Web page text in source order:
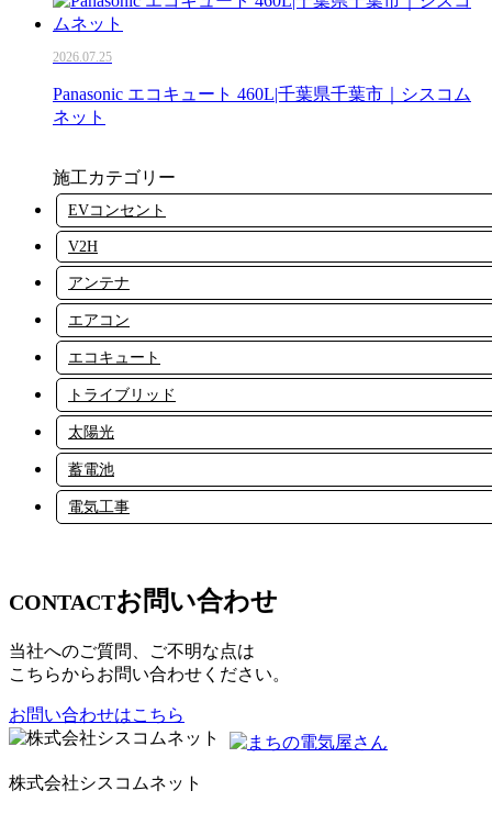
2026.07.25
Panasonic エコキュート 460L|千葉県千葉市｜シスコム
ネット
施工カテゴリー
EVコンセント
V2H
アンテナ
エアコン
エコキュート
トライブリッド
太陽光
蓄電池
電気工事
CONTACTお問い合わせ
当社へのご質問、ご不明な点は
こちらからお問い合わせください。
お問い合わせはこちら
株式会社シスコムネット